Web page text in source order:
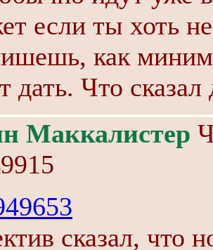
если ты хоть
как
дать. Что сказал
Маккалистер
сказал, что